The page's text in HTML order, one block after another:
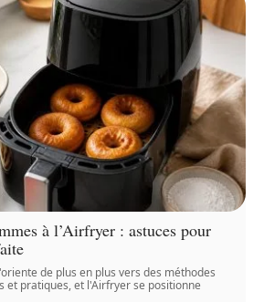
à l’Airfryer : astuces pour
de plus en plus vers des méthodes
et pratiques, et l'Airfryer se positionne